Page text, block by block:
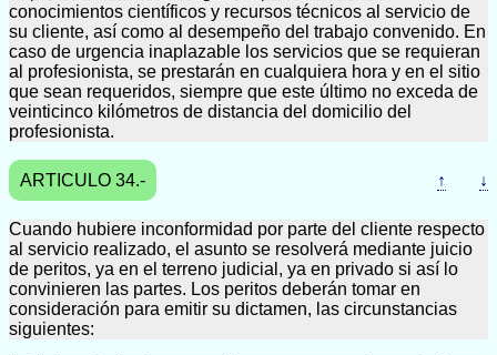
conocimientos científicos y recursos técnicos al servicio de
su cliente, así como al desempeño del trabajo convenido. En
caso de urgencia inaplazable los servicios que se requieran
al profesionista, se prestarán en cualquiera hora y en el sitio
que sean requeridos, siempre que este último no exceda de
veinticinco kilómetros de distancia del domicilio del
profesionista.
ARTICULO 34.- ↑ ↓
Cuando hubiere inconformidad por parte del cliente respecto
al servicio realizado, el asunto se resolverá mediante juicio
de peritos, ya en el terreno judicial, ya en privado si así lo
convinieren las partes. Los peritos deberán tomar en
consideración para emitir su dictamen, las circunstancias
siguientes: